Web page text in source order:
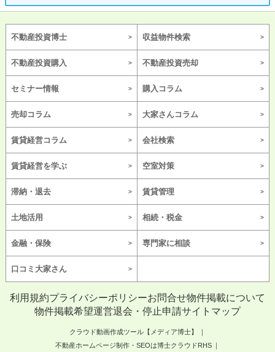
不動産投資博士 収益物件検索
不動産投資購入 不動産投資売却
セミナー情報 購入コラム
売却コラム 大家さんコラム
賃貸経営コラム 会社検索
賃貸経営を学ぶ 空室対策
滞納・退去 賃貸管理
土地活用 相続・税金
金融・保険 専門家に相談
口コミ大家さん
利用規約プライバシーポリシーお問合せ物件掲載について
物件掲載希望運営退会・停止申請サイトマップ
クラウド動画作成ツール【メディア博士】
不動産ホームページ制作・SEOは博士クラウドRHS